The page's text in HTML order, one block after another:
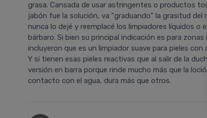
grasa. Cansada de usar astringentes o productos
jabón fue la solución, va "graduando" la grasitud
nunca lo dejé y reemplacé los limpiadores líquidos o
bárbaro. Si bien su principal indicación es para
incluyeron que es un limpiador suave para pieles
Y si tienen esas pieles reactivas que al salir de la
versión en barra porque rinde mucho más que la
contacto con el agua, dura más que otros.